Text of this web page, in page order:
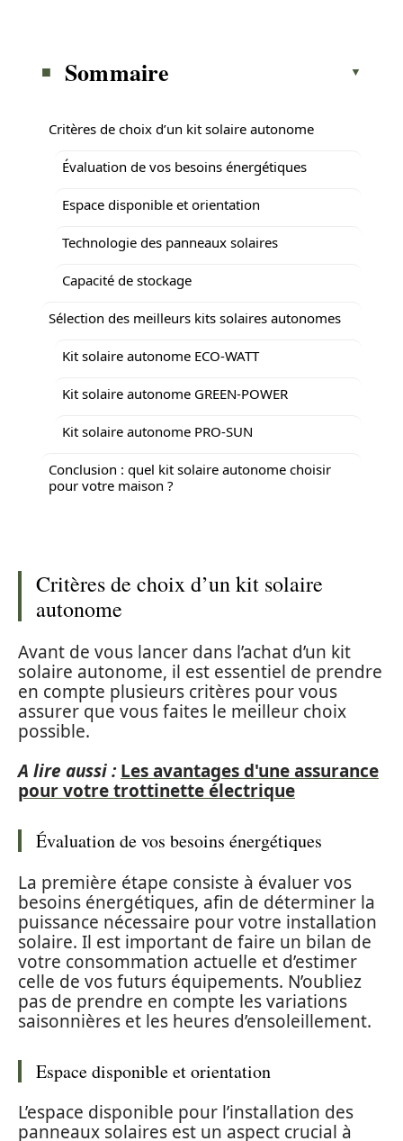
Sommaire
Critères de choix d’un kit solaire autonome
Évaluation de vos besoins énergétiques
Espace disponible et orientation
Technologie des panneaux solaires
Capacité de stockage
Sélection des meilleurs kits solaires autonomes
Kit solaire autonome ECO-WATT
Kit solaire autonome GREEN-POWER
Kit solaire autonome PRO-SUN
Conclusion : quel kit solaire autonome choisir
pour votre maison ?
Critères de choix d’un kit solaire
autonome
Avant de vous lancer dans l’achat d’un kit
solaire autonome, il est essentiel de prendre
en compte plusieurs critères pour vous
assurer que vous faites le meilleur choix
possible.
A lire aussi : Les avantages d'une assurance
pour votre trottinette électrique
Évaluation de vos besoins énergétiques
La première étape consiste à évaluer vos
besoins énergétiques, afin de déterminer la
puissance nécessaire pour votre installation
solaire. Il est important de faire un bilan de
votre consommation actuelle et d’estimer
celle de vos futurs équipements. N’oubliez
pas de prendre en compte les variations
saisonnières et les heures d’ensoleillement.
Espace disponible et orientation
L’espace disponible pour l’installation des
panneaux solaires est un aspect crucial à